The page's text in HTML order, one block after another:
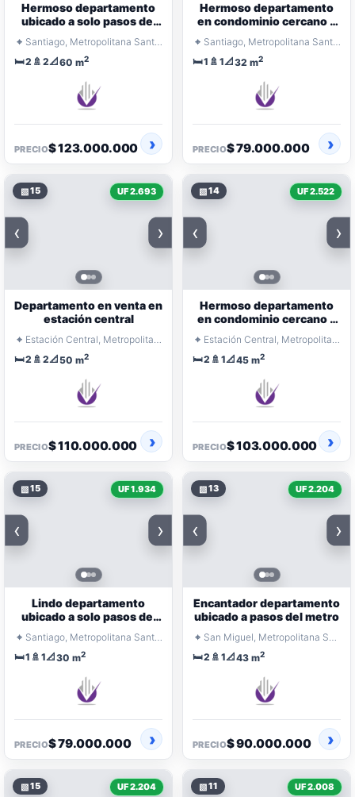
Hermoso departamento
ubicado a solo pasos del
⌖ Santiago, Metropolitana Santiago
🛏️2 🚿 2📐60 m2
PRECIO$ 123.000.000
Hermoso departamento
en condominio cercano a
⌖ Santiago, Metropolitana Santiago
🛏️1 🚿 1📐32 m2
PRECIO$ 79.000.000
▧15 UF 2.693
‹ ›
Departamento en venta en
estación central
⌖
Estación Central, Metropolitana Santiago
🛏️2 🚿 2📐50 m2
PRECIO$ 110.000.000
▧14 UF 2.522
‹ ›
Hermoso departamento
en condominio cercano a
⌖ Estación Central, Metropolitana Santiago
🛏️2 🚿 1📐45 m2
PRECIO$ 103.000.000
▧15 UF 1.934
‹ ›
Lindo departamento
ubicado a solo pasos del
⌖ Santiago, Metropolitana Santiago
🛏️1 🚿 1📐30 m2
PRECIO$ 79.000.000
▧13 UF 2.204
‹ ›
Encantador departamento
ubicado a pasos del metro
⌖
San Miguel, Metropolitana Santiago
🛏️2 🚿 1📐43 m2
PRECIO$ 90.000.000
▧15 UF 2.204 ▧11 UF 2.008